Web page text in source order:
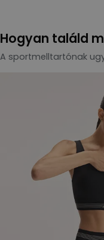
Hogyan találd
A sportmelltartónak